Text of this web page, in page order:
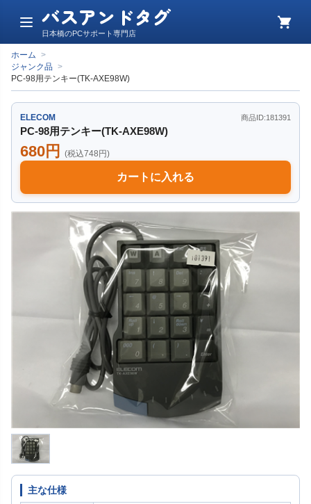
メ
ュ
ー
バスアンドタグ
日本橋のPCサポート専門店
カ
ホーム >
ジャンク品 >
PC-98用テンキー(TK-AXE98W)
ELECOM 商品ID:181391
PC-98用テンキー(TK-AXE98W)
680円 (税込748円)
カートに入れる
主な仕様